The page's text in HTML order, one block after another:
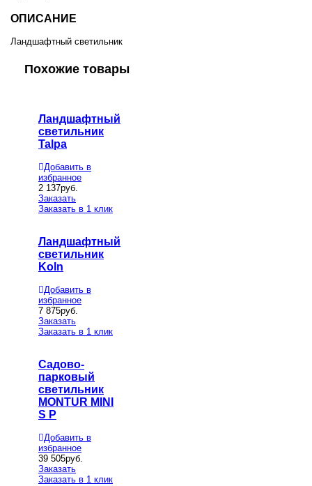
ОПИСАНИЕ
Ландшафтный светильник
Похожие товары
Ландшафтный
светильник
Talpa
Добавить в
избранное
2 137руб.
Заказать
Заказать в 1 клик
Ландшафтный
светильник
Koln
Добавить в
избранное
7 875руб.
Заказать
Заказать в 1 клик
Садово-
парковый
светильник
MONTUR MINI
S P
Добавить в
избранное
39 505руб.
Заказать
Заказать в 1 клик